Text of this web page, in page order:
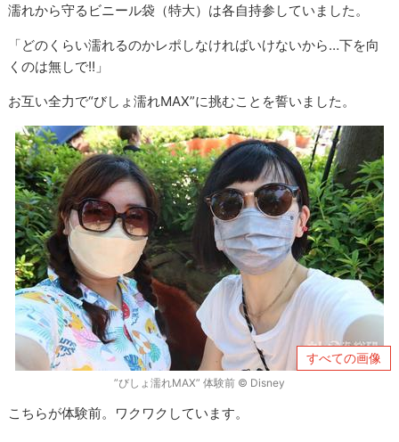
濡れから守るビニール袋（特大）は各自持参していました。
「どのくらい濡れるのかレポしなければいけないから…下を向
くのは無しで!!」
お互い全力で“びしょ濡れMAX”に挑むことを誓いました。
すべての画像
”びしょ濡れMAX” 体験前 © Disney
こちらが体験前。ワクワクしています。